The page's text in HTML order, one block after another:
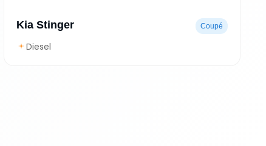
Kia Stinger Coupé
Diesel